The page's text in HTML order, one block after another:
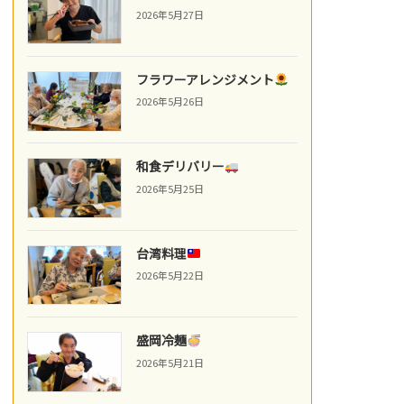
2026年5月27日
フラワーアレンジメント
2026年5月26日
和食デリバリー
2026年5月25日
台湾料理
2026年5月22日
盛岡冷麺
2026年5月21日